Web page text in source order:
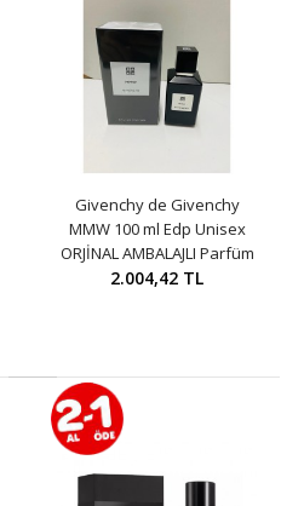
Givenchy de Givenchy
MMW 100 ml Edp Unisex
ORJİNAL AMBALAJLI Parfüm
2.004,42 TL